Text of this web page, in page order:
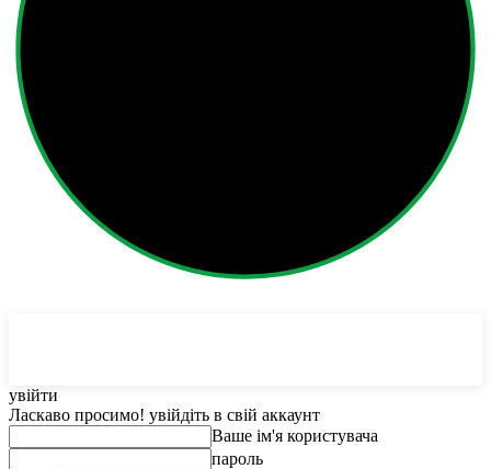
увійти
Ласкаво просимо! увійдіть в свій аккаунт
Ваше ім'я користувача
пароль